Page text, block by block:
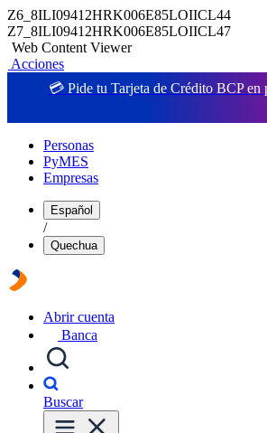
Z6_8ILI09412HRK006E85LOIICL44
Z7_8ILI09412HRK006E85LOIICL47
Web Content Viewer
Acciones
💳 Pide tu Tarjeta de Crédito BCP en
Personas
PyMES
Empresas
Español
/
Quechua
Abrir cuenta
Banca
Buscar